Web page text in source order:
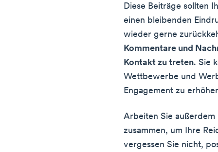
Diese Beiträge sollten
einen bleibenden
wieder gerne
Kommentare und
Kontakt zu treten. Sie
Wettbewerbe und
Engagement zu
Arbeiten Sie
zusammen, um Ihre
vergessen Sie nicht,